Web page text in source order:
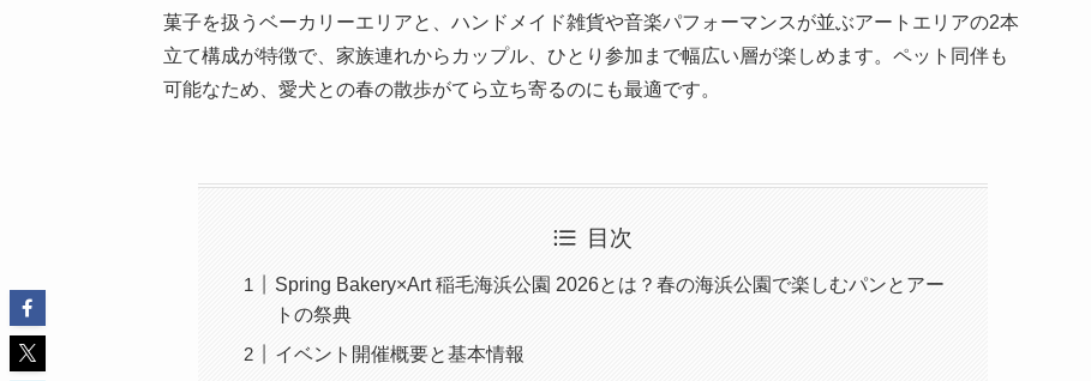
菓子を扱うベーカリーエリアと、ハンドメイド雑貨や音楽パフォーマンスが並ぶアートエリアの2本
立て構成が特徴で、家族連れからカップル、ひとり参加まで幅広い層が楽しめます。ペット同伴も
可能なため、愛犬との春の散歩がてら立ち寄るのにも最適です。
目次
Spring Bakery×Art 稲毛海浜公園 2026とは？春の海浜公園で楽しむパンとアー
トの祭典
イベント開催概要と基本情報